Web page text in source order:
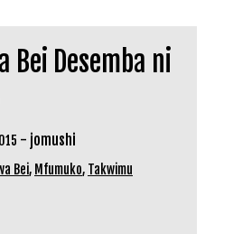
Bei Desemba ni
- jomushi
Bei, Mfumuko, Takwimu